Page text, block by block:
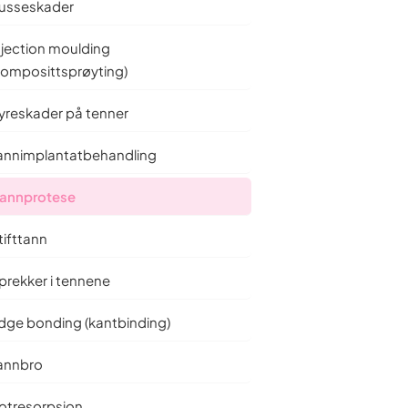
på
Erfarne tannleger som setter pasienten
Årsaker og behandling
moulding
på tenner
i tennene
bonding (kantbinding)